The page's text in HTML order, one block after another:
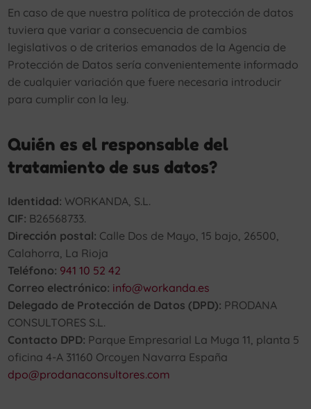
En caso de que nuestra política de protección de datos
tuviera que variar a consecuencia de cambios
legislativos o de criterios emanados de la Agencia de
Protección de Datos sería convenientemente informado
de cualquier variación que fuere necesaria introducir
para cumplir con la ley.
Quién es el responsable del
tratamiento de sus datos?
Identidad: WORKANDA, S.L.
CIF: B26568733.
Dirección postal: Calle Dos de Mayo, 15 bajo, 26500,
Calahorra, La Rioja
Teléfono: 941 10 52 42
Correo electrónico: info@workanda.es
Delegado de Protección de Datos (DPD): PRODANA
CONSULTORES S.L.
Contacto DPD: Parque Empresarial La Muga 11, planta 5
oficina 4-A 31160 Orcoyen Navarra España
dpo@prodanaconsultores.com